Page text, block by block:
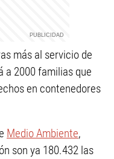
más al servicio de
a 2000 familias que
en contenedores
Medio Ambiente,
son ya 180.432 las